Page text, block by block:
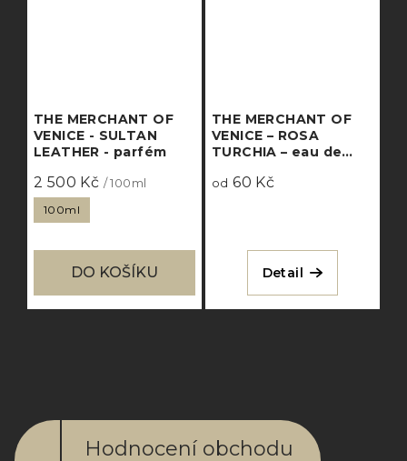
THE MERCHANT OF
VENICE - SULTAN
LEATHER - parfém
2 500 Kč / 100ml
100ml
DO KOŠÍKU
THE MERCHANT OF
VENICE – ROSA
TURCHIA – eau de
od 60 Kč
Detail
Hodnocení obchodu